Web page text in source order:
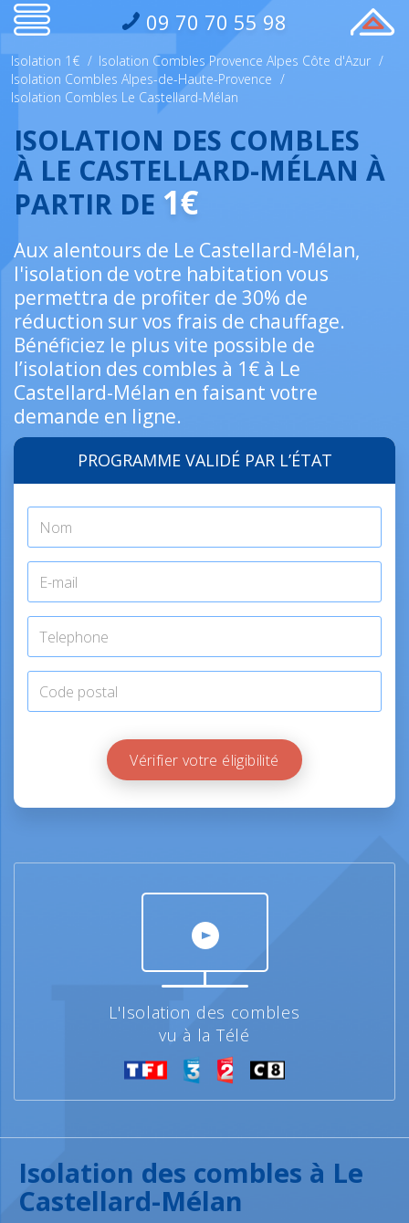
09 70 70 55 98
Isolation 1€ / Isolation Combles Provence Alpes Côte d'Azur /
Isolation Combles Alpes-de-Haute-Provence /
Isolation Combles Le Castellard-Mélan
ISOLATION DES COMBLES
À LE CASTELLARD-MÉLAN À
PARTIR DE 1€
Aux alentours de Le Castellard-Mélan,
l'isolation de votre habitation vous
permettra de profiter de 30% de
réduction sur vos frais de chauffage.
Bénéficiez le plus vite possible de
l’isolation des combles à 1€ à Le
Castellard-Mélan en faisant votre
demande en ligne.
PROGRAMME VALIDÉ PAR L’ÉTAT
Vérifier votre éligibilité
L'Isolation des combles
vu à la Télé
Isolation des combles à Le
Castellard-Mélan